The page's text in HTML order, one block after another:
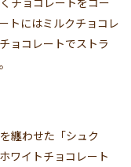
トにはミルクチョコレ
ョコレートでストラ
纏わせた「シュク
ワイトチョコレート